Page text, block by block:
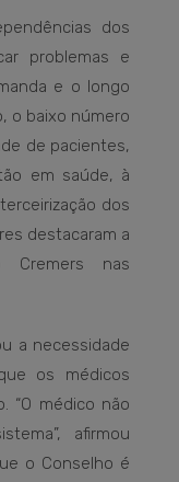
dos
problemas e
e o longo
o baixo número
de pacientes,
em saúde, à
dos
destacaram a
Cremers nas
a necessidade
os médicos
“O médico não
afirmou
o Conselho é